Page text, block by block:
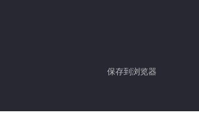
保存到浏览器